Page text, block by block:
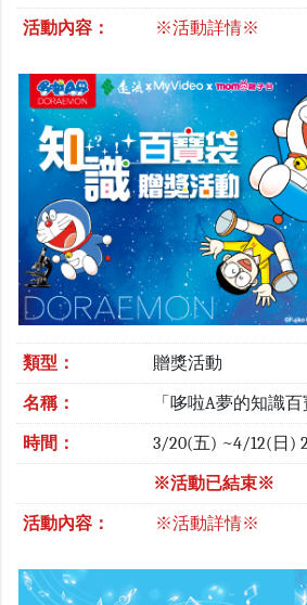
活動內容： ※活動詳情※
類型： 贈獎活動
名稱： 「哆啦A夢的知識
時間： 3/20(五) ~4/12(日)
※活動已結束※
活動內容： ※活動詳情※